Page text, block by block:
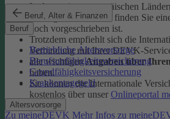
Beruf, Alter & Finanzen
Beruf
Betriebliche Altersvorsorge
Berufsunfähigkeitsversicherung
Grundfähigkeitsversicherung
Krankentagegeld
Altersvorsorge
In den meisten europäischen
verlangt. In denFAQ
finden Sie
noch vorgeschrieben ist.
Trotzdem empfiehlt sich die
Verbindung mit Ihrer DEVK-
alle wichtigenAngaben über
haben.
Sie können die Internationale
kostenlos über unser Onlineportal
Zu meineDEVK Mehr Infos zu